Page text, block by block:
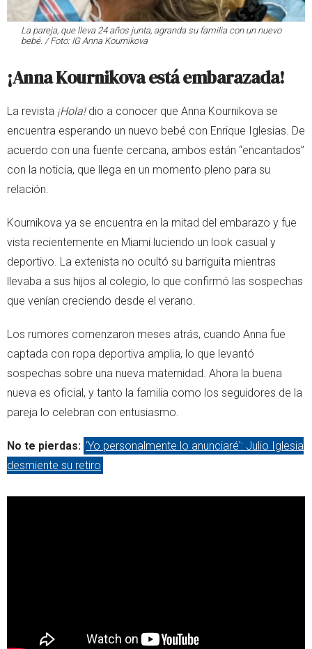
La pareja, que lleva 24 años junta, agranda su familia con un nuevo
bebé. / Foto: IG Anna Kournikova
¡Anna Kournikova está embarazada!
La revista ¡Hola!dio a conocer que Anna Kournikova se
encuentra esperando un nuevo bebé con Enrique Iglesias. De
acuerdo con una fuente cercana, ambos están “encantados”
con la noticia, que llega en un momento pleno para su
relación.
Kournikova ya se encuentra en la mitad del embarazo y fue
vista recientemente en Miami luciendo un look casual y
deportivo. La extenista no ocultó su barriguita mientras
llevaba a sus hijos al colegio, lo que confirmó las sospechas
que venían creciendo desde el verano.
Los rumores comenzaron meses atrás, cuando Anna fue
captada con ropa deportiva amplia, lo que levantó
sospechas sobre una nueva maternidad. Ahora la buena
nueva es oficial, y tanto la familia como los seguidores de la
pareja lo celebran con entusiasmo.
No te pierdas: ‘Yo personalmente lo anunciaré': Julio Iglesia
desmiente su retiro